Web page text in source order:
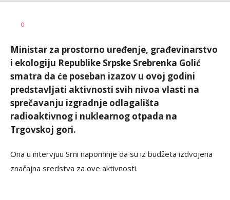
AUTOR
0
Ministar za prostorno uređenje, građevinarstvo
i ekologiju Republike Srpske Srebrenka Golić
smatra da će poseban izazov u ovoj godini
predstavljati aktivnosti svih nivoa vlasti na
sprečavanju izgradnje odlagališta
radioaktivnog i nuklearnog otpada na
Trgovskoj gori.
Ona u intervjuu Srni napominje da su iz budžeta izdvojena
značajna sredstva za ove aktivnosti.